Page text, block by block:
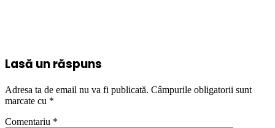
Lasă un răspuns
Adresa ta de email nu va fi publicată. Câmpurile obligatorii sunt
marcate cu *
Comentariu *